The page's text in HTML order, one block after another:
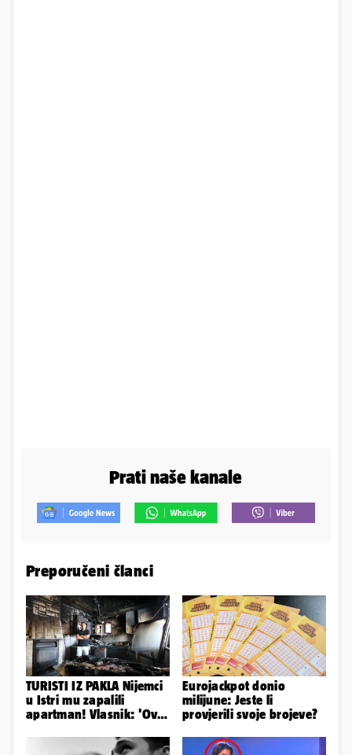
Prati naše kanale
Preporučeni članci
TURISTI IZ PAKLA Nijemci
u Istri mu zapalili
apartman! Vlasnik: 'Ovo
Eurojackpot donio
milijune: Jeste li
provjerili svoje brojeve?